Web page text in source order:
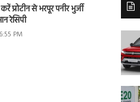
प्रोटीन से भरपूर पनीर भुर्जी
रेसिपी
PM